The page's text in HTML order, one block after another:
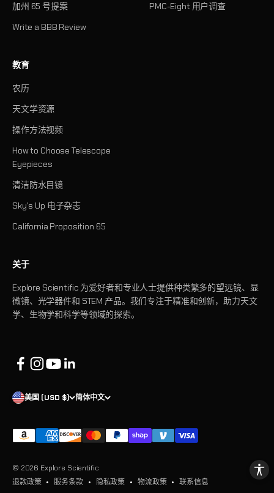
加州 65 号提案
Write a BBB Review
PMC-Eight 用户调查
教育
农历
天文学资源
操作方法视频
How to Choose Telescope
Eyepieces
清洁防水目镜
Sky's Up 电子杂志
California Proposition 65
关于
Explore Scientific 为爱好者和专业人士提供种类繁多的望远镜、显
微镜、光学器件和 STEM 产品。我们专注于精准和创新，助力天文
学、生物学和科学等领域的探索。
美国 (USD $) 简体中文
© 2026 Explore Scientific
退款政策
服务条款 隐私政策 物流政策 联系信息